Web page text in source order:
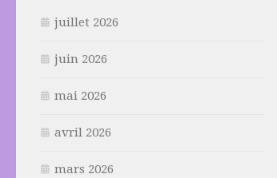
juillet 2026
juin 2026
mai 2026
avril 2026
mars 2026